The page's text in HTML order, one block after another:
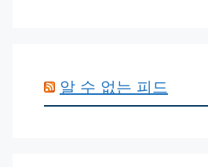
알 수 없는 피드